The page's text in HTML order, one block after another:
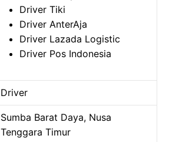
Driver Tiki
Driver AnterAja
Driver Lazada Logistic
Driver Pos Indonesia
Driver
Sumba Barat Daya, Nusa
Tenggara Timur